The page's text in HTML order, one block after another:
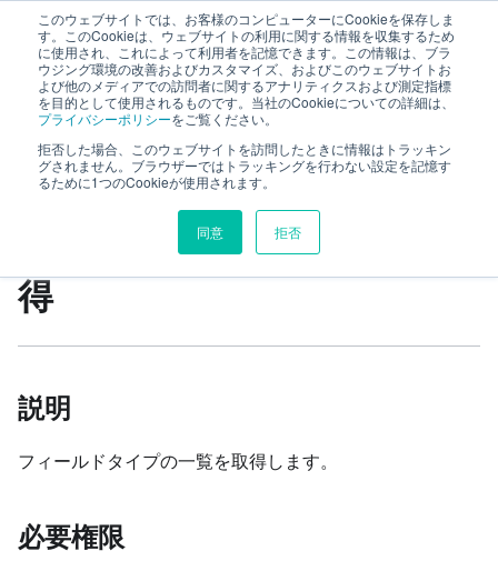
このウェブサイトでは、お客様のコンピューターにCookieを保存しま
す。このCookieは、ウェブサイトの利用に関する情報を収集するため
に使用され、これによって利用者を記憶できます。この情報は、ブラ
ウジング環境の改善およびカスタマイズ、およびこのウェブサイトお
よび他のメディアでの訪問者に関するアナリティクスおよび測定指標
を目的として使用されるものです。当社のCookieについての詳細は、
プライバシーポリシーをご覧ください。
拒否した場合、このウェブサイトを訪問したときに情報はトラッキン
グされません。ブラウザーではトラッキングを行わない設定を記憶す
るために1つのCookieが使用されます。
同意 拒否
TimeTracker RX Web API ヘルプ
リファレンス system
fieldTypes
このページの見出し
フィールドタイプ一覧の取
得
説明
フィールドタイプの一覧を取得します。
必要権限